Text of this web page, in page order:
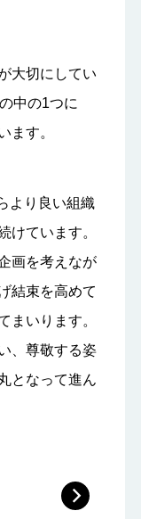
大切にしてい
中の1つに
ます。
より良い組織
けています。
画を考えなが
結束を高めて
まいります。
、尊敬する姿
となって進ん